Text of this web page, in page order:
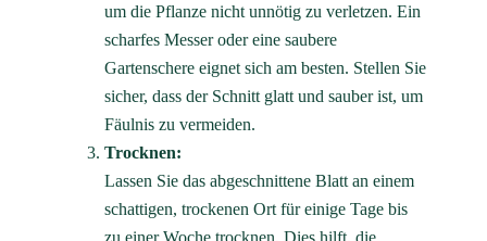
um die Pflanze nicht unnötig zu verletzen. Ein
scharfes Messer oder eine saubere
Gartenschere eignet sich am besten. Stellen Sie
sicher, dass der Schnitt glatt und sauber ist, um
Fäulnis zu vermeiden.
Trocknen:
Lassen Sie das abgeschnittene Blatt an einem
schattigen, trockenen Ort für einige Tage bis